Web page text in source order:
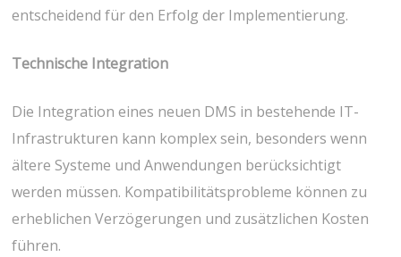
entscheidend für den Erfolg der Implementierung.
Technische Integration
Die Integration eines neuen DMS in bestehende IT-
Infrastrukturen kann komplex sein, besonders wenn
ältere Systeme und Anwendungen berücksichtigt
werden müssen. Kompatibilitätsprobleme können zu
erheblichen Verzögerungen und zusätzlichen Kosten
führen.